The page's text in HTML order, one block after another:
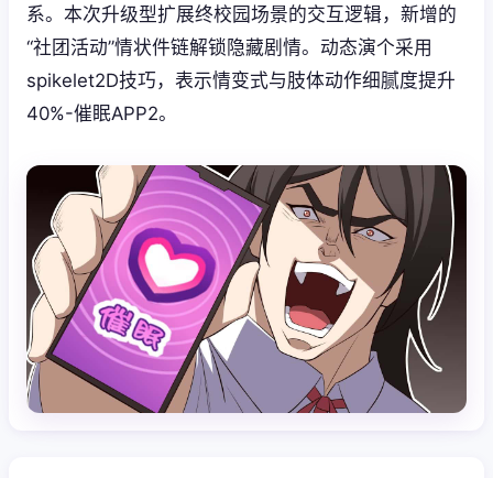
系。本次升级型扩展终校园场景的交互逻辑，新增的
“社团活动”情状件链解锁隐藏剧情。动态演个采用
spikelet2D技巧，表示情变式与肢体动作细腻度提升
40%-催眠APP2。